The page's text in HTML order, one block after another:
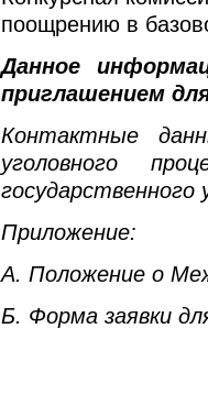
поощрению в
Данное
приглашением
Контактные
уголовного
Приложение:
А. Положение о
Б. Форма заявки